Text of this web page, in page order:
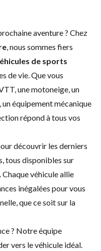
aventure ? Chez
, nous sommes fiers
de sports
de vie. Que vous
une motoneige, un
équipement mécanique
répond à tous vos
découvrir les derniers
tous disponibles sur
véhicule allie
inégalées pour vous
que ce soit sur la
? Notre équipe
vers le véhicule idéal.